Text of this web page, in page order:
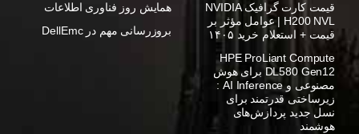
قیمت کارت گرافیک NVIDIA
H200 NVL | عوامل مؤثر بر
قیمت + استعلام خرید ۱۴۰۵
HPE ProLiant Compute
DL580 Gen12 برای هوش
مصنوعی و AI Inference :
زیرساختی قدرتمند برای
نسل جدید پردازش‌های
هوشمند
همایش روز فناوری اطلاعات
بروزرسانی مهم در DellEmc